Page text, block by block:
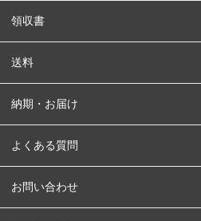
領収書
送料
納期・お届け
よくある質問
お問い合わせ